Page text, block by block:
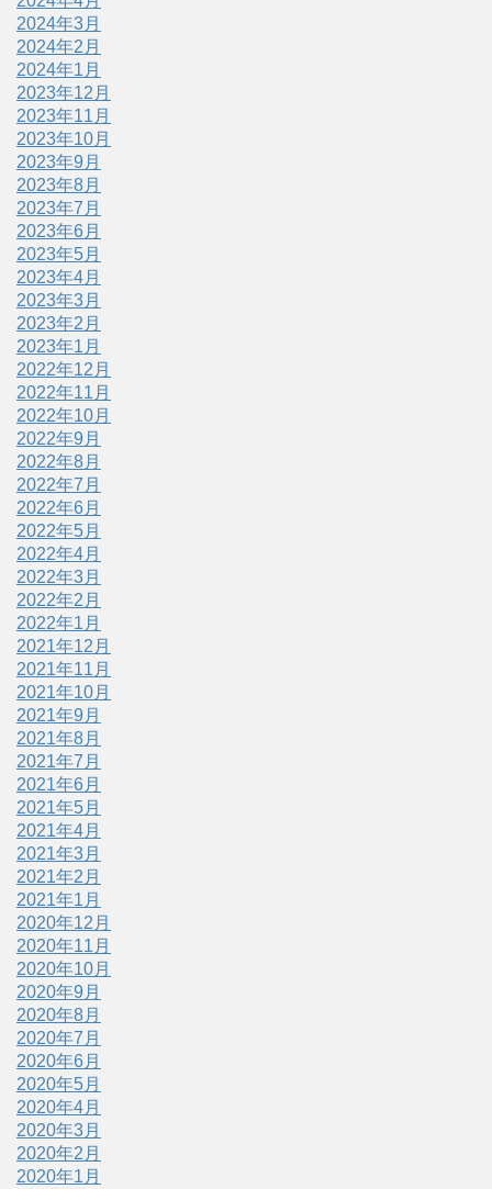
2024年3月
2024年2月
2024年1月
2023年12月
2023年11月
2023年10月
2023年9月
2023年8月
2023年7月
2023年6月
2023年5月
2023年4月
2023年3月
2023年2月
2023年1月
2022年12月
2022年11月
2022年10月
2022年9月
2022年8月
2022年7月
2022年6月
2022年5月
2022年4月
2022年3月
2022年2月
2022年1月
2021年12月
2021年11月
2021年10月
2021年9月
2021年8月
2021年7月
2021年6月
2021年5月
2021年4月
2021年3月
2021年2月
2021年1月
2020年12月
2020年11月
2020年10月
2020年9月
2020年8月
2020年7月
2020年6月
2020年5月
2020年4月
2020年3月
2020年2月
2020年1月